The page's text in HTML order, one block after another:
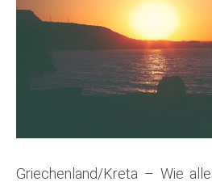
Griechenland/Kreta – Wie